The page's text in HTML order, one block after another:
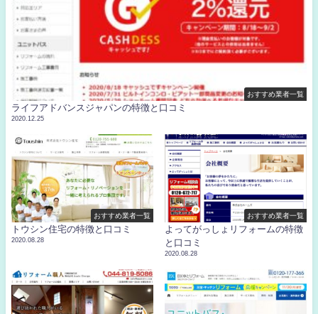
おすすめ業者一覧
ライフアドバンスジャパンの特徴と口コミ
2020.12.25
おすすめ業者一覧
トウシン住宅の特徴と口コミ
2020.08.28
おすすめ業者一覧
よってがっしょリフォームの特徴
と口コミ
2020.08.28